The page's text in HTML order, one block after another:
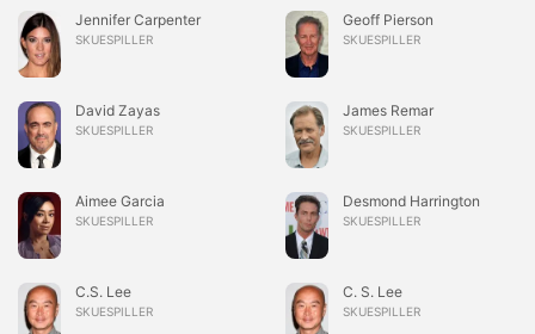
Jennifer Carpenter
SKUESPILLER
Geoff Pierson
SKUESPILLER
David Zayas
SKUESPILLER
James Remar
SKUESPILLER
Aimee Garcia
SKUESPILLER
Desmond Harrington
SKUESPILLER
C.S. Lee
SKUESPILLER
C. S. Lee
SKUESPILLER